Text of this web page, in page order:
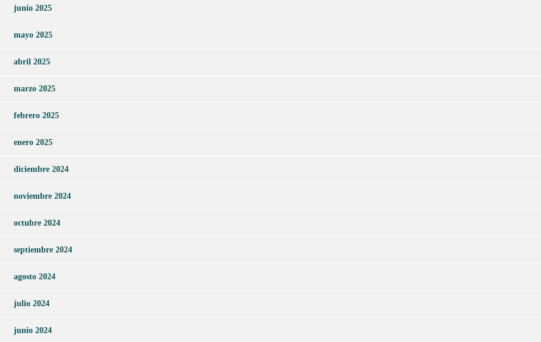
junio 2025
mayo 2025
abril 2025
marzo 2025
febrero 2025
enero 2025
diciembre 2024
noviembre 2024
octubre 2024
septiembre 2024
agosto 2024
julio 2024
junio 2024